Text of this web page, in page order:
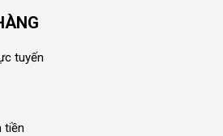
tuyến
tiền